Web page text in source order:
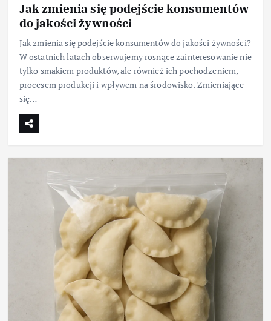
Jak zmienia się podejście konsumentów
do jakości żywności
Jak zmienia się podejście konsumentów do jakości żywności?
W ostatnich latach obserwujemy rosnące zainteresowanie nie
tylko smakiem produktów, ale również ich pochodzeniem,
procesem produkcji i wpływem na środowisko. Zmieniające
się…